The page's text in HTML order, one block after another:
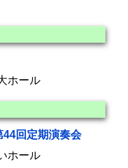
ホール
44回定期演奏会
ホール